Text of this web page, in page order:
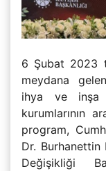
6 Şubat 2023
meydana
ihya ve inşa
kurumlarının
program,
Dr.
Değişikliği